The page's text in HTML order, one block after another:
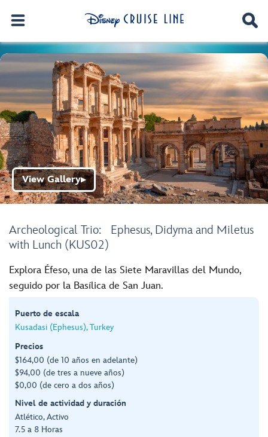
Archeological Trio: Ephesus, Didyma and Miletus
with Lunch (KUS02)
View Gallery▶
Explora Éfeso, una de las Siete Maravillas del Mundo,
seguido por la Basílica de San Juan.
Puerto de escala
Kusadasi (Ephesus), Turkey
Precios
$164,00 (de 10 años en adelante)
$94,00 (de tres a nueve años)
$0,00 (de cero a dos años)
Nivel de actividad y duración
Atlético, Activo
7.5 a 8 Horas